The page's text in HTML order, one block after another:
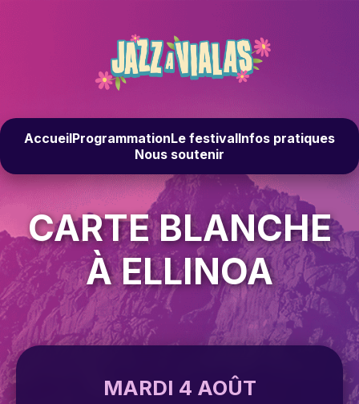
AccueilProgrammationLe festivalInfos pratiques
Nous soutenir
CARTE BLANCHE
À ELLINOA
MARDI 4 AOÛT